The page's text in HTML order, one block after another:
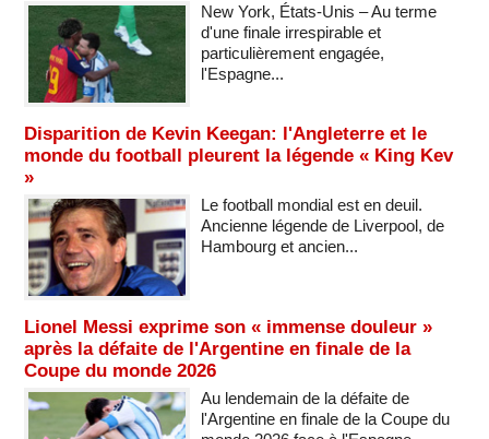
New York, États-Unis – Au terme
d'une finale irrespirable et
particulièrement engagée,
l'Espagne...
Disparition de Kevin Keegan: l'Angleterre et le
monde du football pleurent la légende « King Kev
»
Le football mondial est en deuil.
Ancienne légende de Liverpool, de
Hambourg et ancien...
Lionel Messi exprime son « immense douleur »
après la défaite de l'Argentine en finale de la
Coupe du monde 2026
Au lendemain de la défaite de
l'Argentine en finale de la Coupe du